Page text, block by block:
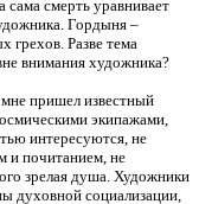
сама смерть уравнивает
Гордыня –
грехов. Разве тема
внимания художника?
пришел известный
экипажами,
интересуются, не
и почитанием, не
зрелая душа. Художники
духовной социализации,